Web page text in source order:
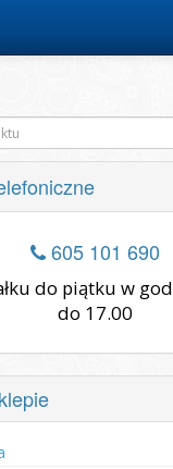
605 101 690
do piątku w
do 17.00